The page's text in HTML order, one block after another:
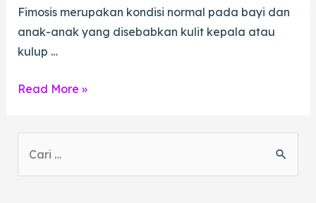
Fimosis merupakan kondisi normal pada bayi dan
anak-anak yang disebabkan kulit kepala atau
kulup …
PHIMOSIS
Read More »